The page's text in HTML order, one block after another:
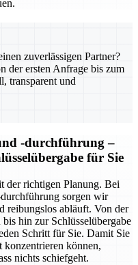
zuverlässigen Partner?
der ersten Anfrage bis zum
transparent und
-durchführung –
für Sie
der richtigen Planung. Bei
sorgen wir
reibungslos abläuft. Von der
hin zur Schlüsselübergabe
Schritt für Sie. Damit Sie
konzentrieren können,
nichts schiefgeht.